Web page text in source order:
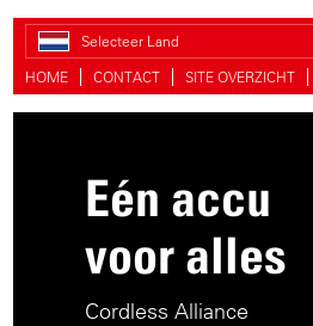
Selecteer Land
HOME
CONTACT SITE OVERZICHT
Eén accu
voor alles
Cordless Alliance
Handiger
De handige